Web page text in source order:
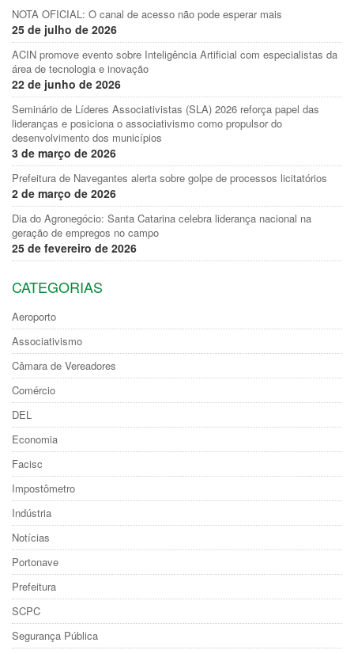
NOTA OFICIAL: O canal de acesso não pode esperar mais
25 de julho de 2026
ACIN promove evento sobre Inteligência Artificial com especialistas da
área de tecnologia e inovação
22 de junho de 2026
Seminário de Líderes Associativistas (SLA) 2026 reforça papel das
lideranças e posiciona o associativismo como propulsor do
desenvolvimento dos municípios
3 de março de 2026
Prefeitura de Navegantes alerta sobre golpe de processos licitatórios
2 de março de 2026
Dia do Agronegócio: Santa Catarina celebra liderança nacional na
geração de empregos no campo
25 de fevereiro de 2026
CATEGORIAS
Aeroporto
Associativismo
Câmara de Vereadores
Comércio
DEL
Economia
Facisc
Impostômetro
Indústria
Notícias
Portonave
Prefeitura
SCPC
Segurança Pública